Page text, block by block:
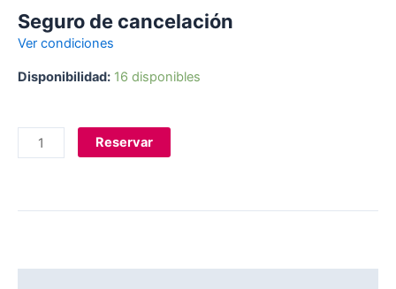
Seguro de cancelación
Ver condiciones
Disponibilidad: 16 disponibles
Reservar